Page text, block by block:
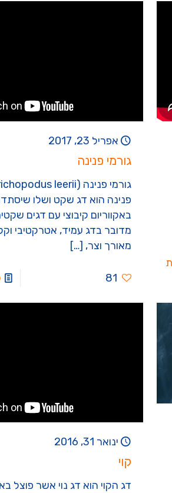
אפריל 23, 2017
גורמי פנינה
פנינה הוא דג שקט ושלו
באקווריום קיבוצי עם דגים
מדובר בדג עמיד, אטרקטיבי וקל
מאורך וצר, […]
81
ינואר 31, 2016
קוי
דג הקוי הוא דג נוי אשר פוצל